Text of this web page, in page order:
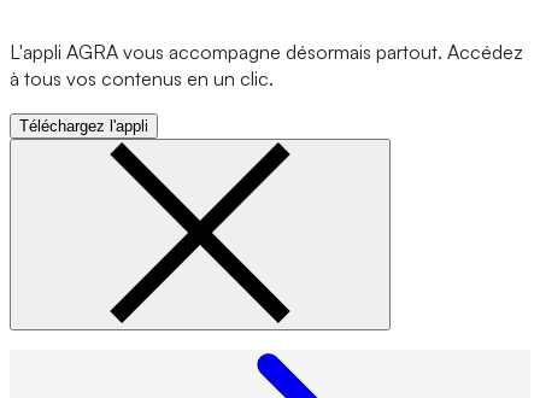
L'appli AGRA vous accompagne désormais partout. Accédez
à tous vos contenus en un clic.
Téléchargez l'appli